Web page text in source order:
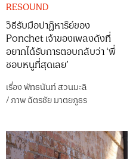
RESOUND
วิธีรับมือปาฏิหาริย์ของ
Ponchet เจ้าของเพลงดังที่
อยากได้รับการตอบกลับว่า ‘พี่
ชอบหนูที่สุดเลย’
เรื่องพัทธนันท์ สวนมะลิ
/ภาพฉัตรชัย มาตยภูธร